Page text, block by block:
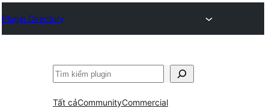
Plugin Directory
Tìm
Tất cảCommunityCommercial